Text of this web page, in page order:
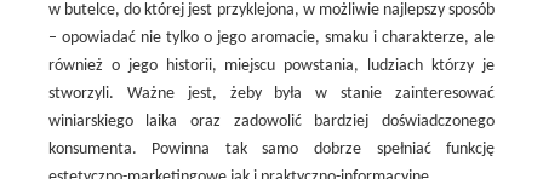
w butelce, do której jest przyklejona, w możliwie najlepszy sposób
– opowiadać nie tylko o jego aromacie, smaku i charakterze, ale
również o jego historii, miejscu powstania, ludziach którzy je
stworzyli. Ważne jest, żeby była w stanie zainteresować
winiarskiego laika oraz zadowolić bardziej doświadczonego
konsumenta. Powinna tak samo dobrze spełniać funkcję